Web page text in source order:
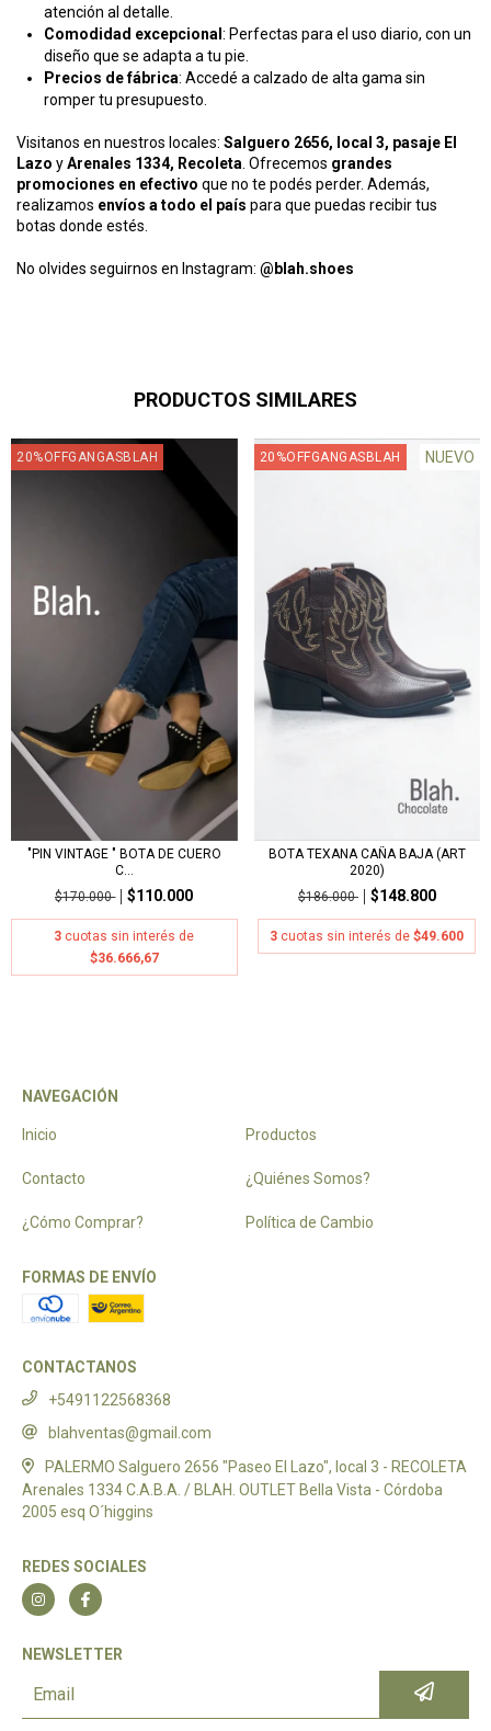
atención al detalle.
Comodidad excepcional: Perfectas para el uso diario, con un
diseño que se adapta a tu pie.
Precios de fábrica: Accedé a calzado de alta gama sin
romper tu presupuesto.
Visitanos en nuestros locales: Salguero 2656, local 3, pasaje El
Lazo yArenales 1334, Recoleta . Ofrecemos grandes
promociones en efectivo que no te podés perder. Además,
realizamos envíos a todo el país para que puedas recibir tus
botas donde estés.
No olvides seguirnos en Instagram: @blah.shoes
PRODUCTOS SIMILARES
20%OFFGANGASBLAH
"PIN VINTAGE " BOTA DE CUERO
C...
$170.000
$110.000
3 cuotas sin interés de
$36.666,67
20%OFFGANGASBLAH NUEVO
BOTA TEXANA CAÑA BAJA (ART
2020)
$186.000
$148.800
3 cuotas sin interés de$49.600
NAVEGACIÓN
Inicio Productos
Contacto ¿Quiénes Somos?
¿Cómo Comprar? Política de Cambio
FORMAS DE ENVÍO
CONTACTANOS
+5491122568368
blahventas@gmail.com
PALERMO Salguero 2656 "Paseo El Lazo", local 3 - RECOLETA
Arenales 1334 C.A.B.A. / BLAH. OUTLET Bella Vista - Córdoba
2005 esq O´higgins
REDES SOCIALES
NEWSLETTER